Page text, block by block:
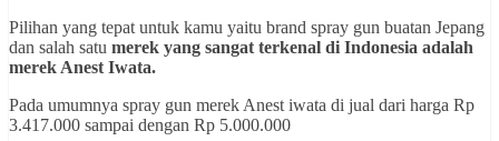
Pilihan yang tepat untuk kamu yaitu brand spray gun buatan Jepang
dan salah satu merek yang sangat terkenal di Indonesia adalah
merek Anest Iwata.
Pada umumnya spray gun merek Anest iwata di jual dari harga Rp
3.417.000 sampai dengan Rp 5.000.000